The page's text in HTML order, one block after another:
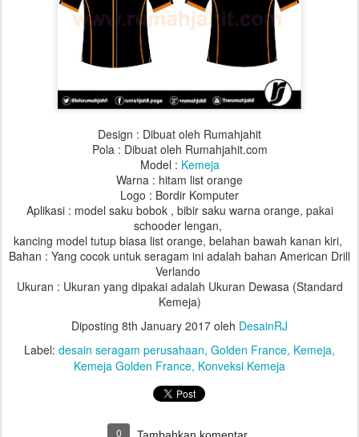
Design : Dibuat oleh Rumahjahit
Pola : Dibuat oleh Rumahjahit.com
Model : Kemeja
Warna : hitam list orange
Logo : Bordir Komputer
Aplikasi : model saku bobok , bibir saku warna orange, pakai
schooder lengan,
kancing model tutup biasa list orange, belahan bawah kanan kiri,
Bahan : Yang cocok untuk seragam ini adalah bahan American Drill
Verlando
Ukuran : Ukuran yang dipakai adalah Ukuran Dewasa (Standard
Kemeja)
Diposting 8th January 2017 oleh DesainRJ
Label: desain seragam perusahaan Golden France Kemeja
Kemeja Golden France Konveksi Kemeja
0 Tambahkan komentar